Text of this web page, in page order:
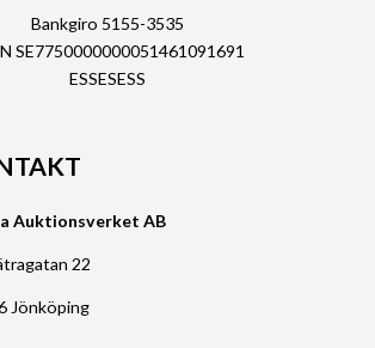
Bankgiro 5155-3535
SE7750000000051461091691
ESSESESS
Auktionsverket AB
22
Jönköping